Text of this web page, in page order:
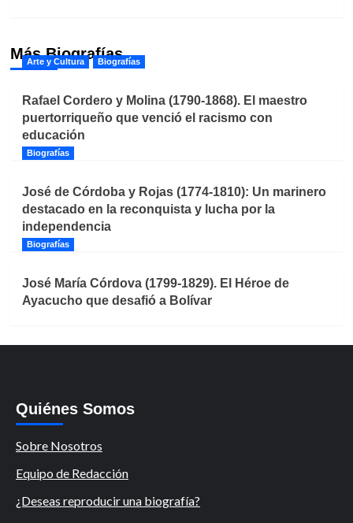
Más Biografías
Arte y Cultura Biografías
Rafael Cordero y Molina (1790-1868). El maestro
puertorriqueño que venció el racismo con
educación
Biografías
José de Córdoba y Rojas (1774-1810): Un marinero
destacado en la reconquista y lucha por la
independencia
Biografías
José María Córdova (1799-1829). El Héroe de
Ayacucho que desafió a Bolívar
Quiénes Somos
Sobre Nosotros
Equipo de Redacción
¿Deseas reproducir una biografía?